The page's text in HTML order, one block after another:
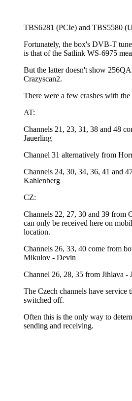
TBS6281 (PCIe) and TBS5580
Fortunately, the box's DVB-T
is that of the Satlink WS-6975
But the latter doesn't show
Crazyscan2.
There were a few crashes with the
AT:
Channels 21, 23, 31, 38 and 48
Jauerling
Channel 31 alternatively from
Channels 24, 30, 34, 36, 41 and
Kahlenberg
CZ:
Channels 22, 27, 30 and 39 from
can only be received here on
location.
Channels 26, 33, 40 come from
Mikulov - Devin
Channel 26, 28, 35 from Jihlava -
The Czech channels have service
switched off.
Often this is the only way to
sending and receiving.